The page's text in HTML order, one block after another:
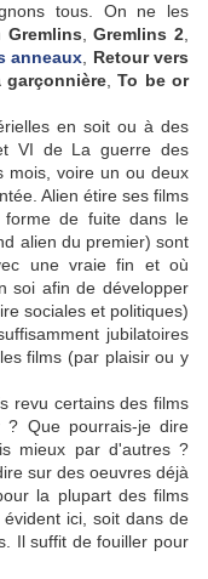
tous. On ne les
Gremlins ,Gremlins 2
anneaux
Retour vers
garçonnière, To be or
en soit ou à des
VI de La guerre des
mois, voire un ou deux
Alien étire ses films
forme de fuite dans le
alien du premier) sont
une vraie fin et où
soi afin de développer
sociales et politiques)
jubilatoires
films (par plaisir ou y
revu certains des films
? Que pourrais-je dire
mieux par d'autres ?
sur des oeuvres déjà
la plupart des films
ici, soit dans de
Il suffit de fouiller pour